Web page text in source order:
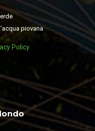
piovana
Policy